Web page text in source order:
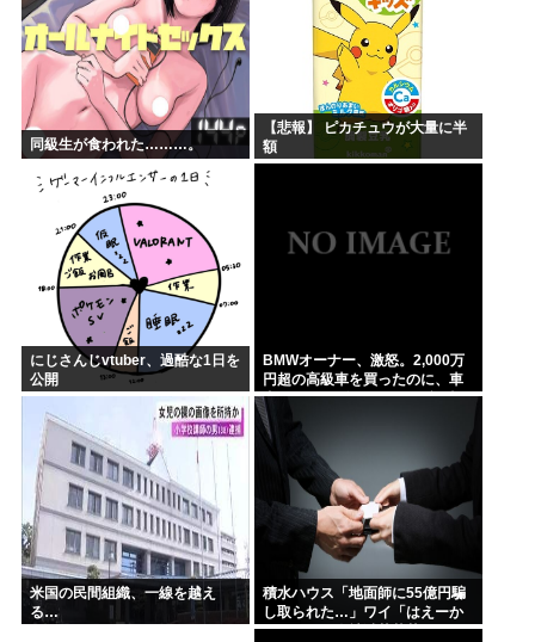
同級生が食われた………。
【悲報】 ピカチュウが大量に半
額
にじさんじvtuber、過酷な1日を
公開
BMWオーナー、激怒。2,000万
円超の高級車を買ったのに、車
内でスパイダーマンCMの視聴を
強制されてしまう。
米国の民間組織、一線を越え
る…
積水ハウス「地面師に55億円騙
し取られた…」ワイ「はえーか
わいそう…会社滅茶苦茶やろな